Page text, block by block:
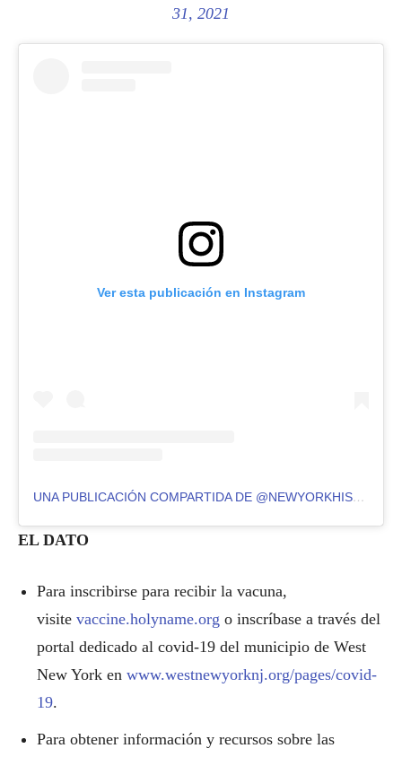
31, 2021
Ver esta publicación en Instagram
UNA PUBLICACIÓN COMPARTIDA DE @NEWYORKHISPANO
EL DATO
Para inscribirse para recibir la vacuna,
visite vaccine.holyname.org o inscríbase a través del
portal dedicado al covid-19 del municipio de West
New York en www.westnewyorknj.org/pages/covid-
19.
Para obtener información y recursos sobre las